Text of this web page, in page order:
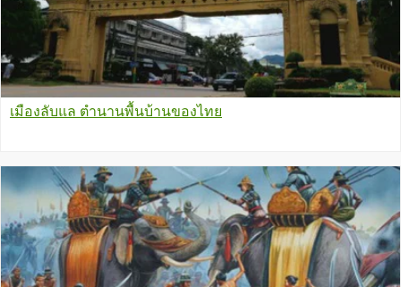
เมืองลับแล ตำนานพื้นบ้านของไทย